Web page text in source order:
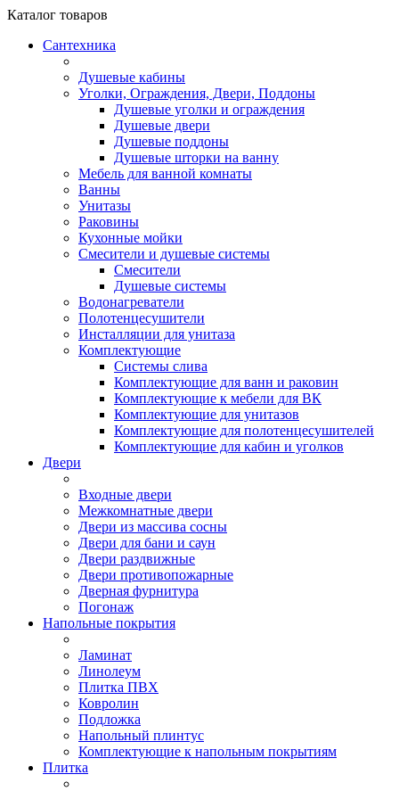
Каталог товаров
Сантехника
Душевые кабины
Уголки, Ограждения, Двери, Поддоны
Душевые уголки и ограждения
Душевые двери
Душевые поддоны
Душевые шторки на ванну
Мебель для ванной комнаты
Ванны
Унитазы
Раковины
Кухонные мойки
Смесители и душевые системы
Смесители
Душевые системы
Водонагреватели
Полотенцесушители
Инсталляции для унитаза
Комплектующие
Системы слива
Комплектующие для ванн и раковин
Комплектующие к мебели для ВК
Комплектующие для унитазов
Комплектующие для полотенцесушителей
Комплектующие для кабин и уголков
Двери
Входные двери
Межкомнатные двери
Двери из массива сосны
Двери для бани и саун
Двери раздвижные
Двери противопожарные
Дверная фурнитура
Погонаж
Напольные покрытия
Ламинат
Линолеум
Плитка ПВХ
Ковролин
Подложка
Напольный плинтус
Комплектующие к напольным покрытиям
Плитка